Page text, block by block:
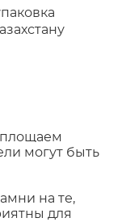
могут быть
на те,
для